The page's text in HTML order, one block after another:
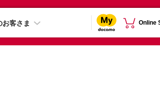
お客さま Online